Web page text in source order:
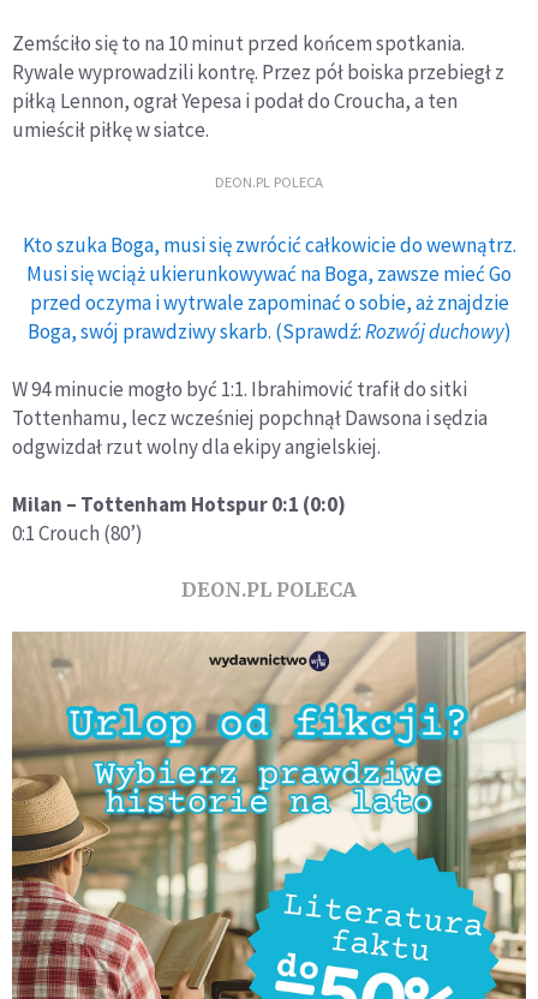
Zemściło się to na 10 minut przed końcem spotkania.
Rywale wyprowadzili kontrę. Przez pół boiska przebiegł z
piłką Lennon, ograł Yepesa i podał do Croucha, a ten
umieścił piłkę w siatce.
DEON.PL POLECA
Kto szuka Boga, musi się zwrócić całkowicie do wewnątrz.
Musi się wciąż ukierunkowywać na Boga, zawsze mieć Go
przed oczyma i wytrwale zapominać o sobie, aż znajdzie
Boga, swój prawdziwy skarb. (Sprawdź:Rozwój duchowy)
W 94 minucie mogło być 1:1. Ibrahimović trafił do sitki
Tottenhamu, lecz wcześniej popchnął Dawsona i sędzia
odgwizdał rzut wolny dla ekipy angielskiej.
Milan – Tottenham Hotspur 0:1 (0:0)
0:1 Crouch (80’)
DEON.PL POLECA